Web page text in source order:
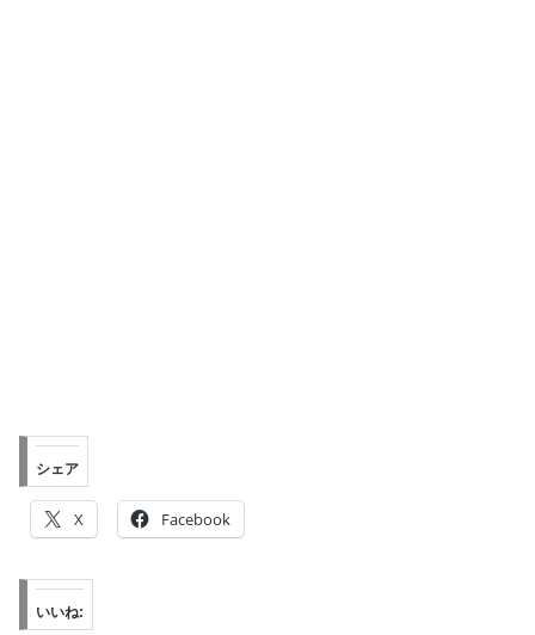
シェア
X Facebook
いいね: